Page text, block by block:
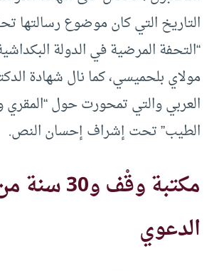
التاريخ التي كان موضوع
“التحفة المرضية في الدولة
مولاي بلحميسي، كما نال شهادة
العربي والتي تمحورت حول “المقري
الطيب” تحت إشراف إحسان النص.
مكتبة وقْف و
30 سنة
الدعوي